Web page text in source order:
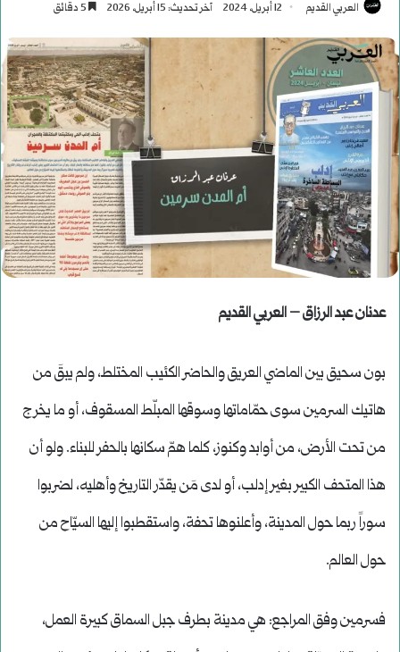
العربي القديم 12 أبريل، 2024 آخر تحديث: 15 أبريل، 2026
عدنان عبد الرزاق – العربي القديم
بون سحيق بين الماضي العريق والحاضر الكئيب المختلط، ولم يبقَ من
هاتيك السرمين سوى حمّاماتها وسوقها المبلّط المسقوف، أو ما يخرج
من تحت الأرض، من أوابد وكنوز، كلما همّ سكانها بالحفر للبناء. ولو أن
هذا المتحف الكبير بغير إدلب، أو لدى مَن يقدّر التاريخ وأهليه، لضربوا
سوراً ربما حول المدينة، وأعلنوها تحفة، واستقطبوا إليها السيّاح من
حول العالم.
فسرمين وفق المراجع: هي مدينة بطرف جبل السماق كبيرة العمل،